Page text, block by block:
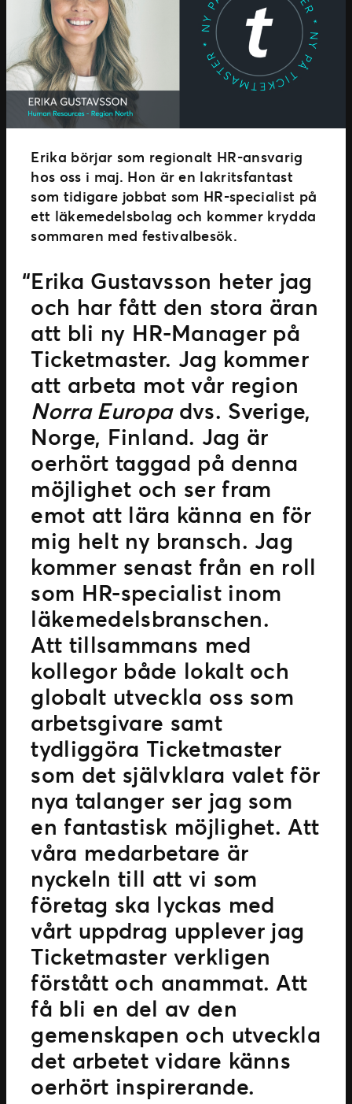
Erika börjar som regionalt HR-ansvarig
hos oss i maj. Hon är en lakritsfantast
som tidigare jobbat som HR-specialist på
ett läkemedelsbolag och kommer krydda
sommaren med festivalbesök.
Erika Gustavsson heter jag
och har fått den stora äran
att bli ny HR-Manager på
Ticketmaster. Jag kommer
att arbeta mot vår region
Norra Europadvs. Sverige,
Norge, Finland. Jag är
oerhört taggad på denna
möjlighet och ser fram
emot att lära känna en för
mig helt ny bransch. Jag
kommer senast från en roll
som HR-specialist inom
läkemedelsbranschen.
Att tillsammans med
kollegor både lokalt och
globalt utveckla oss som
arbetsgivare samt
tydliggöra Ticketmaster
som det självklara valet för
nya talanger ser jag som
en fantastisk möjlighet. Att
våra medarbetare är
nyckeln till att vi som
företag ska lyckas med
vårt uppdrag upplever jag
Ticketmaster verkligen
förstått och anammat. Att
få bli en del av den
gemenskapen och utveckla
det arbetet vidare känns
oerhört inspirerande.